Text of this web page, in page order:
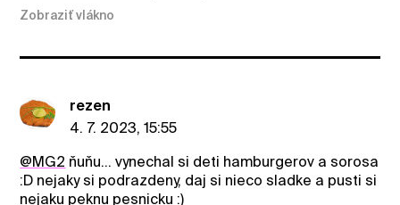
Zobraziť vlákno
rezen
4. 7. 2023, 15:55
@MG2 ňuňu... vynechal si deti hamburgerov a sorosa
:D nejaky si podrazdeny, daj si nieco sladke a pusti si
nejaku peknu pesnicku :)